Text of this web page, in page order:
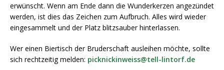
erwünscht. Wenn am Ende dann die Wunderkerzen angezündet
werden, ist dies das Zeichen zum Aufbruch. Alles wird wieder
eingesammelt und der Platz blitzsauber hinterlassen.
Wer einen Biertisch der Bruderschaft ausleihen möchte, sollte
sich rechtzeitig melden: picknickinweiss@tell-lintorf.de